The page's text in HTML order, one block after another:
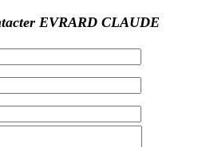
EVRARD CLAUDE